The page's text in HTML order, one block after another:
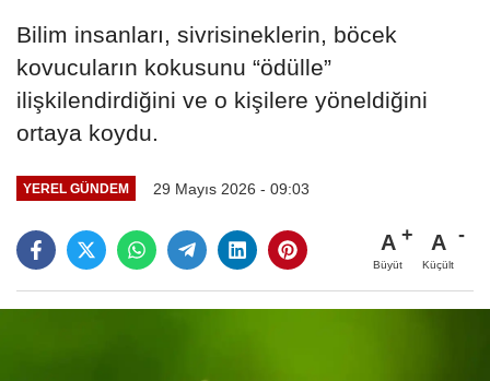
Bilim insanları, sivrisineklerin, böcek
kovucuların kokusunu “ödülle”
ilişkilendirdiğini ve o kişilere yöneldiğini
ortaya koydu.
YEREL GÜNDEM 29 Mayıs 2026 - 09:03
A
Büyüt
A
Küçült